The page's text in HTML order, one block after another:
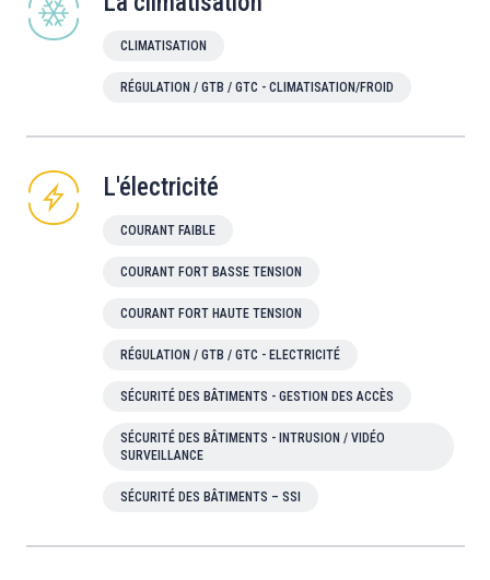
CLIMATISATION
RÉGULATION / GTB / GTC - CLIMATISATION/FROID
L'électricité
COURANT FAIBLE
COURANT FORT BASSE TENSION
COURANT FORT HAUTE TENSION
RÉGULATION / GTB / GTC - ELECTRICITÉ
SÉCURITÉ DES BÂTIMENTS - GESTION DES ACCÈS
SÉCURITÉ DES BÂTIMENTS - INTRUSION / VIDÉO
SURVEILLANCE
SÉCURITÉ DES BÂTIMENTS – SSI